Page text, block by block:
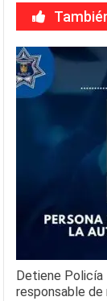
Detiene Policía
responsable de